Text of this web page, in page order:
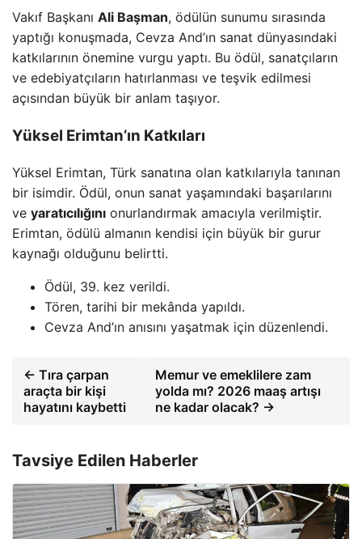
Vakıf Başkanı Ali Başman, ödülün sunumu sırasında
yaptığı konuşmada, Cevza And’ın sanat dünyasındaki
katkılarının önemine vurgu yaptı. Bu ödül, sanatçıların
ve edebiyatçıların hatırlanması ve teşvik edilmesi
açısından büyük bir anlam taşıyor.
Yüksel Erimtan’ın Katkıları
Yüksel Erimtan, Türk sanatına olan katkılarıyla tanınan
bir isimdir. Ödül, onun sanat yaşamındaki başarılarını
ve yaratıcılığını onurlandırmak amacıyla verilmiştir.
Erimtan, ödülü almanın kendisi için büyük bir gurur
kaynağı olduğunu belirtti.
Ödül, 39. kez verildi.
Tören, tarihi bir mekânda yapıldı.
Cevza And’ın anısını yaşatmak için düzenlendi.
← Tıra çarpan
araçta bir kişi
hayatını kaybetti
Memur ve emeklilere zam
yolda mı? 2026 maaş artışı
ne kadar olacak? →
Tavsiye Edilen Haberler